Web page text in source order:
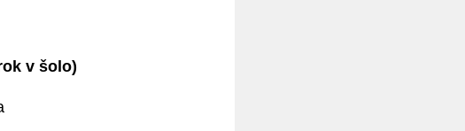
v šolo)